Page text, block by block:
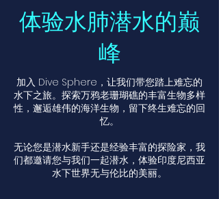
体验水肺潜水的巅
峰
加入 Dive Sphere，让我们带您踏上难忘的
水下之旅。探索万鸦老珊瑚礁的丰富生物多样
性，邂逅雄伟的海洋生物，留下终生难忘的回
忆。
无论您是潜水新手还是经验丰富的探险家，我
们都邀请您与我们一起潜水，体验印度尼西亚
水下世界无与伦比的美丽。